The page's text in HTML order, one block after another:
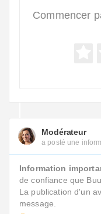
Commencer
Modérateur
a posté une
Information
de confiance que
La publication d'un
message.